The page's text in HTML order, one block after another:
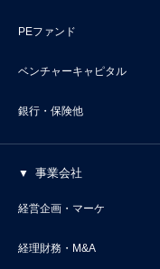
PEファンド
ベンチャーキャピタル
銀行・保険他
事業会社
経営企画・マーケ
経理財務・M&A